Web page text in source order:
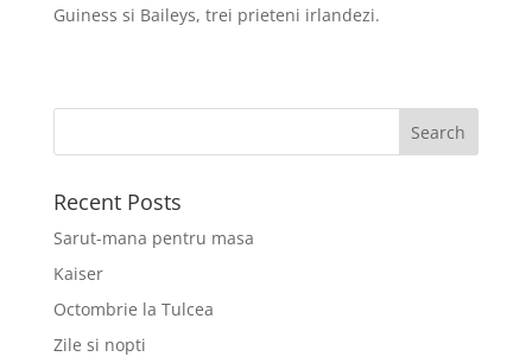
Guiness si Baileys, trei prieteni irlandezi.
Recent Posts
Sarut-mana pentru masa
Kaiser
Octombrie la Tulcea
Zile si nopti